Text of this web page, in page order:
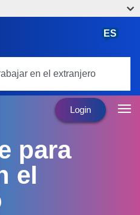
en el extranjero
ES
Login
para
el